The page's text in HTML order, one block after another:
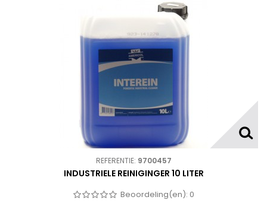
REFERENTIE: 9700457
INDUSTRIELE REINIGINGER 10 LITER
Beoordeling(en): 0